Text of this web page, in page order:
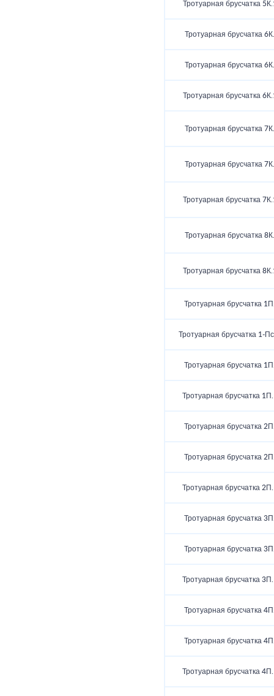
Тротуарная брусчатка
Тротуарная брусчатка
Тротуарная брусчатка
Тротуарная брусчатка
Тротуарная брусчатка
Тротуарная брусчатка
Тротуарная брусчатка
Тротуарная брусчатка
Тротуарная брусчатка
Тротуарная брусчатка
Тротуарная брусчатка
Тротуарная брусчатка
Тротуарная брусчатка
Тротуарная брусчатка
Тротуарная брусчатка
Тротуарная брусчатка
Тротуарная брусчатка
Тротуарная брусчатка
Тротуарная брусчатка
Тротуарная брусчатка
Тротуарная брусчатка
Тротуарная брусчатка